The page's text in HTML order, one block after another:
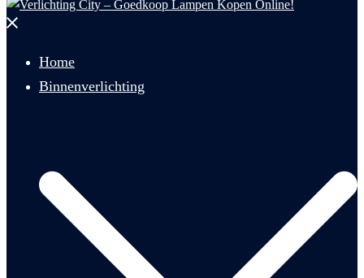
Menu
Home
Binnenverlichting